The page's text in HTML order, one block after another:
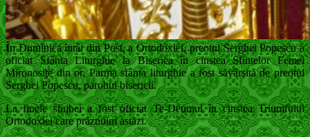
În Duminica întâi din Post, a Ortodoxiei, preotul Serghei Popescu a
oficiat Sfânta Liturghie la Biserica în cinstea Sfintelor Femei
Mironosiţe din or. Parma sfânta liturghie a fost săvârşită de preotul
Serghei Popescu, parohul bisericii.
La finele slujbei a fost oficiat Te-Deumul în cinstea Triumfului
Ortodoxiei care prăznuim astăzi.